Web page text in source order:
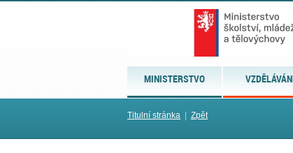
MINISTERSTVO
Titulní stránka Zpět